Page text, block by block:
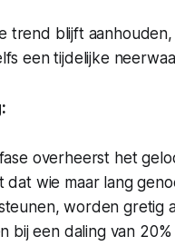
trend blijft
een tijdelijke
overheerst het
dat wie maar lang
worden gretig
bij een daling van